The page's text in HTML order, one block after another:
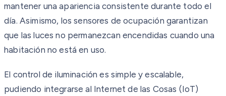
mantener una apariencia consistente durante todo el
día. Asimismo, los sensores de ocupación garantizan
que las luces no permanezcan encendidas cuando una
habitación no está en uso.
El control de iluminación es simple y escalable,
pudiendo integrarse al Internet de las Cosas (IoT)